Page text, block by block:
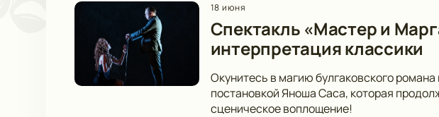
18 июня
Спектакль «Мастер и
интерпретация классики
Окунитесь в магию булгаковского
постановкой Яноша Саса, которая
сценическое воплощение!